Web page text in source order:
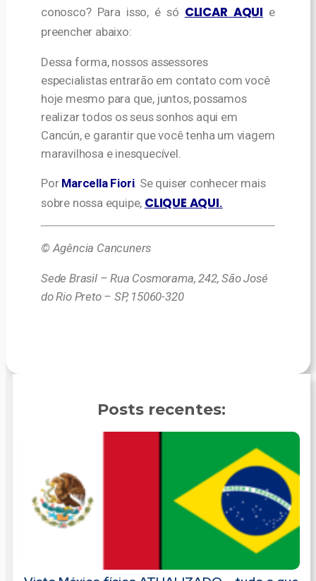
conosco? Para isso, é só CLICAR AQUI e
preencher abaixo:
Dessa forma, nossos assessores
especialistas entrarão em contato com você
hoje mesmo para que, juntos, possamos
realizar todos os seus sonhos aqui em
Cancún, e garantir que você tenha um viagem
maravilhosa e inesquecível.
Por Marcella Fiori. Se quiser conhecer mais
sobre nossa equipe, CLIQUE AQUI.
© Agência Cancuners
Sede Brasil – Rua Cosmorama, 242, São José
do Rio Preto – SP, 15060-320
Posts recentes: